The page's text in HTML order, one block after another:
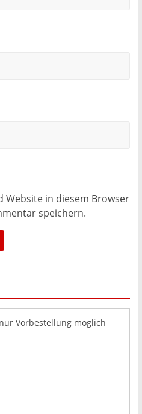
Website in diesem Browser
speichern.
Vorbestellung möglich